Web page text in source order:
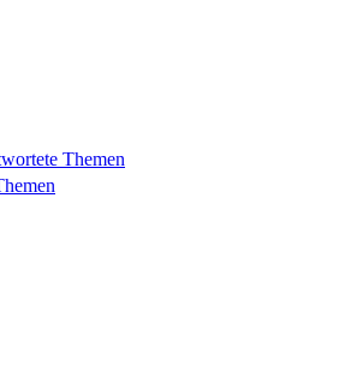
Themen